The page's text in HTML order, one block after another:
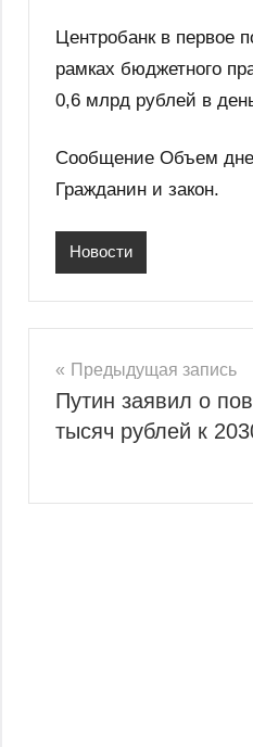
Центробанк в первое
рамках бюджетного
0,6 млрд рублей в
Сообщение Объем
Гражданин и закон.
Новости
Навигация
по
записям
Предыдущая запись
Путин заявил о
тысяч рублей к